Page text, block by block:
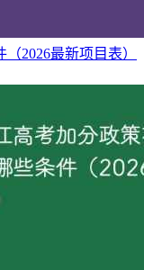
2026最新项目表）